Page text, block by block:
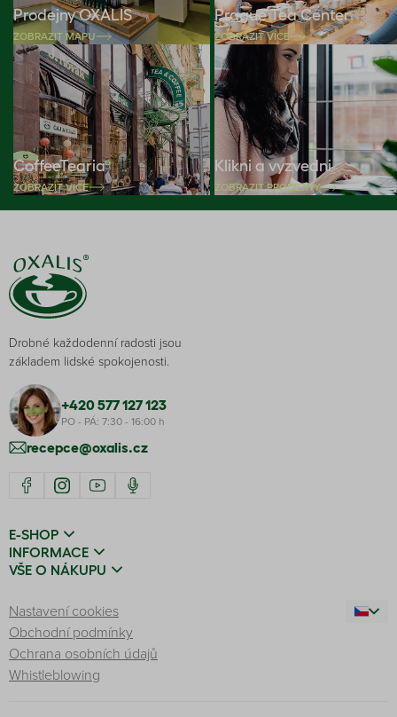
Prodejny OXALIS
ZOBRAZIT MAPU
Prague Tea Center
ZOBRAZIT VÍCE
CoffeeTearia
ZOBRAZIT VÍCE
Klikni a vyzvedni
ZOBRAZIT PRODEJNY
Drobné každodenní radosti jsou
základem lidské spokojenosti.
+420 577 127 123
PO - PÁ: 7:30 - 16:00 h
recepce@oxalis.cz
E-SHOP
INFORMACE
VŠE O NÁKUPU
Nastavení cookies
Obchodní podmínky
Ochrana osobních údajů
Whistleblowing